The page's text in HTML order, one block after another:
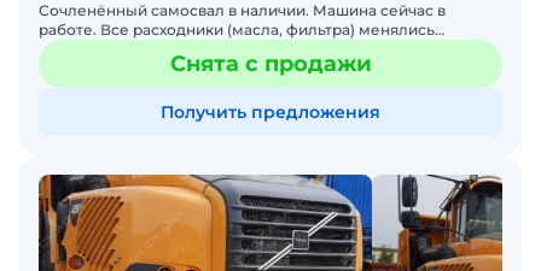
Сочленённый самосвал в наличии. Машина сейчас в
работе. Все расходники (масла, фильтра) менялись
согласно регламенту, эксплуатировал машину
профессиональный экиСнята с продажи
Получить предложения